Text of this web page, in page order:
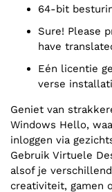
64-bit
Sure! Please provide the text you would like to
have
Eén licentie geschikt voor nieuwe computers of
verse
Geniet van
Windows Hello,
inloggen via
Gebruik Virtuele
alsof je
creativiteit, gamen